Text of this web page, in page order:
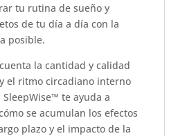
tu rutina de sueño y
de tu día a día con la
posible.
la cantidad y calidad
el ritmo circadiano interno
te ayuda a
se acumulan los efectos
plazo y el impacto de la